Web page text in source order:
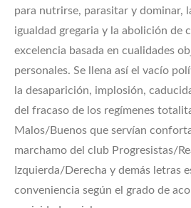
para nutrirse, parasitar y dominar,
igualdad gregaria y la abolición de
excelencia basada en cualidades
personales. Se llena así el vacío
la desaparición, implosión,
del fracaso de los regímenes
Malos/Buenos que servían
marchamo del club Progresistas/
Izquierda/Derecha y demás letras
conveniencia según el grado de